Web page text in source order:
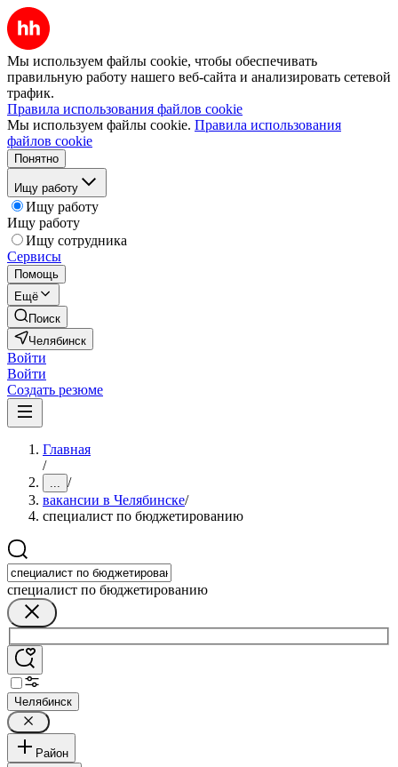
Мы используем файлы cookie, чтобы обеспечивать
правильную работу нашего веб-сайта и анализировать сетевой
трафик.
Правила использования файлов cookie
Мы используем файлы cookie. Правила использования
файлов cookie
Понятно
Ищу работу
Ищу работу
Ищу работу
Ищу сотрудника
Сервисы
Помощь
Ещё
Поиск
Челябинск
Войти
Войти
Создать резюме
Главная
/
... /
вакансии в Челябинске/
специалист по бюджетированию
специалист по бюджетированию
Челябинск
Район